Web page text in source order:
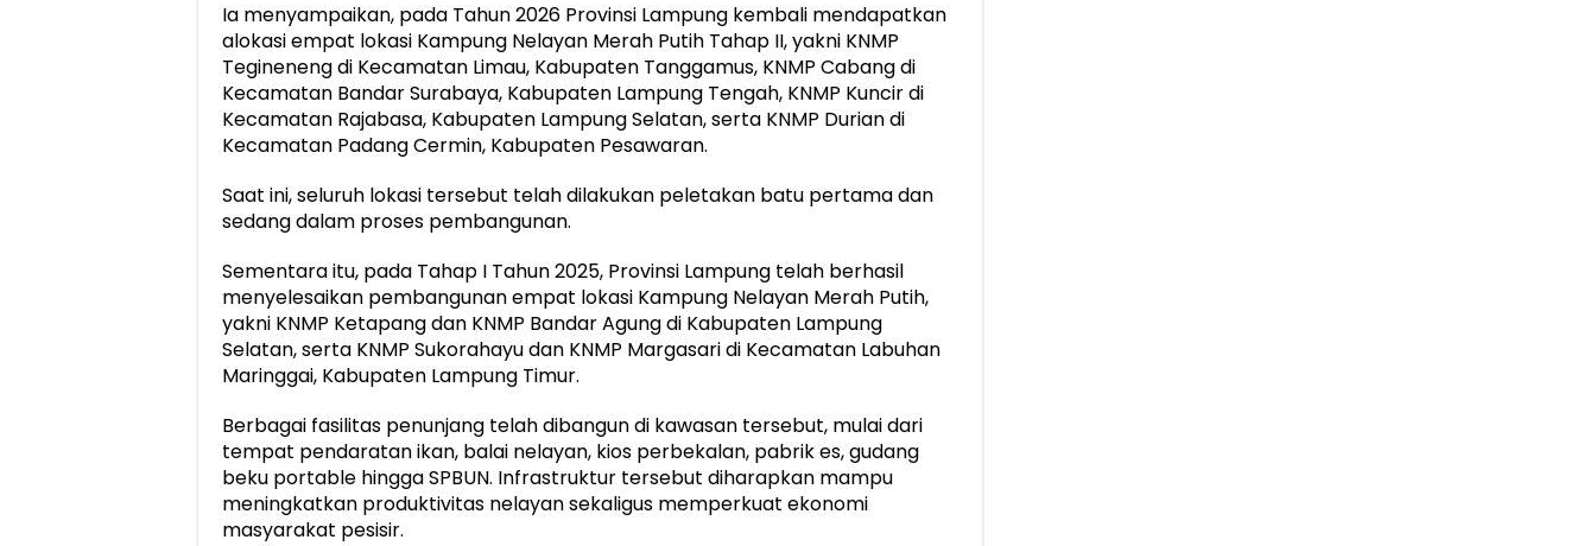
Ia menyampaikan, pada Tahun 2026 Provinsi Lampung kembali mendapatkan
alokasi empat lokasi Kampung Nelayan Merah Putih Tahap II, yakni KNMP
Tegineneng di Kecamatan Limau, Kabupaten Tanggamus, KNMP Cabang di
Kecamatan Bandar Surabaya, Kabupaten Lampung Tengah, KNMP Kuncir di
Kecamatan Rajabasa, Kabupaten Lampung Selatan, serta KNMP Durian di
Kecamatan Padang Cermin, Kabupaten Pesawaran.
Saat ini, seluruh lokasi tersebut telah dilakukan peletakan batu pertama dan
sedang dalam proses pembangunan.
Sementara itu, pada Tahap I Tahun 2025, Provinsi Lampung telah berhasil
menyelesaikan pembangunan empat lokasi Kampung Nelayan Merah Putih,
yakni KNMP Ketapang dan KNMP Bandar Agung di Kabupaten Lampung
Selatan, serta KNMP Sukorahayu dan KNMP Margasari di Kecamatan Labuhan
Maringgai, Kabupaten Lampung Timur.
Berbagai fasilitas penunjang telah dibangun di kawasan tersebut, mulai dari
tempat pendaratan ikan, balai nelayan, kios perbekalan, pabrik es, gudang
beku portable hingga SPBUN. Infrastruktur tersebut diharapkan mampu
meningkatkan produktivitas nelayan sekaligus memperkuat ekonomi
masyarakat pesisir.